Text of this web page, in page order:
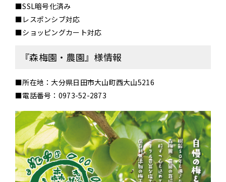
■SSL暗号化済み
■レスポンシブ対応
■ショッピングカート対応
『森梅園・農園』様情報
■所在地：大分県日田市大山町西大山5216
■電話番号：0973-52-2873